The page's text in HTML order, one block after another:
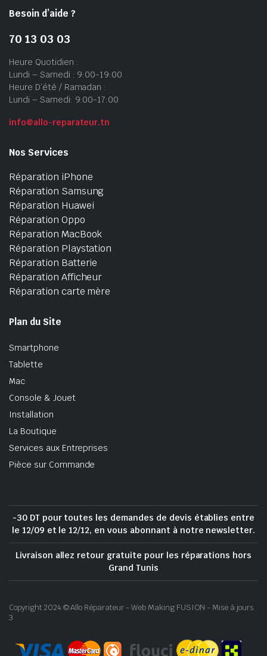
Besoin d’aide ?
70 13 03 03
Heure Quotidien :
Lundi – Samedi : 9:00-19:00
Heure D’été / Ramadan :
Lundi – Samedi: 9:00-17:00
info@allo-reparateur.tn
Nos Services
Réparation iPhone
Réparation Samsung
Réparation Huawei
Réparation Oppo
Réparation MacBook
Réparation Playstation
Réparation Batterie
Réparation Afficheur
Réparation carte mère
Plan du Site
Smartphone
Tablette
Mac
Console & Jouet
Installation
La Boutique
Services aux Entreprises
Pièce sur Commande
-30 DT pour toutes les demandes de devis établies entre
le 12/09 et le 12/12, en vous abonnant à notre newsletter.
Livraison allez retour gratuite pour les réparations hors
Grand Tunis
Copyright 2024 © Allo Réparateur - Web Making FUSION - Mise à jours
3